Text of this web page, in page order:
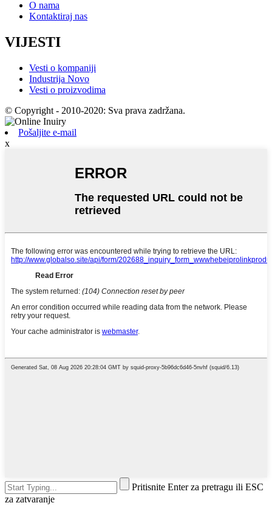
O nama
Kontaktiraj nas
VIJESTI
Vesti o kompaniji
Industrija Novo
Vesti o proizvodima
© Copyright - 2010-2020: Sva prava zadržana.
Pošaljite e-mail
x
Pritisnite Enter za pretragu ili ESC
za zatvaranje